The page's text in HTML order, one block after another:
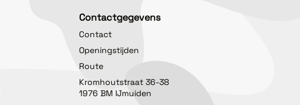
Contactgegevens
Contact
Openingstijden
Route
Kromhoutstraat 36-38
1976 BM IJmuiden